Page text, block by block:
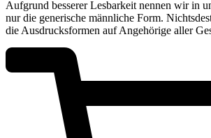
Aufgrund besserer Lesbarkeit nennen wir in
nur die generische männliche Form.
die Ausdrucksformen auf Angehörige aller